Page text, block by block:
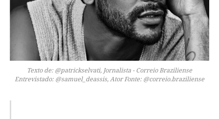
Texto de: @patrickselvati, Jornalista - Correio Braziliense
Entrevistado: @samuel_deassis, Ator Fonte: @correio.braziliense